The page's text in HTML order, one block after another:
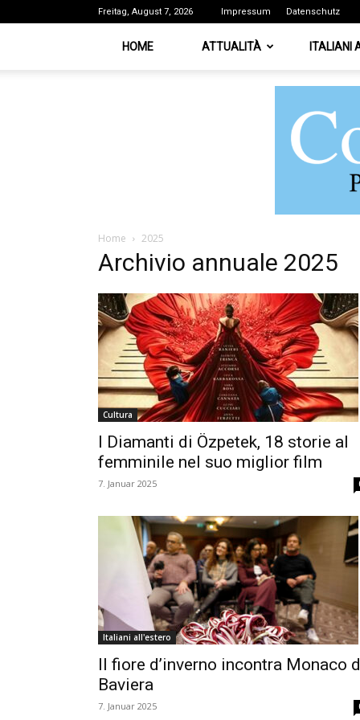
Freitag, August 7, 2026 Impressum Datenschutz
HOME ATTUALITÀ ITALIANI
Home 2025
Archivio annuale 2025
Cultura
I Diamanti di Özpetek, 18 storie al
femminile nel suo miglior film
7. Januar 2025
Italiani all'estero
Il fiore d’inverno incontra Monaco
Baviera
7. Januar 2025